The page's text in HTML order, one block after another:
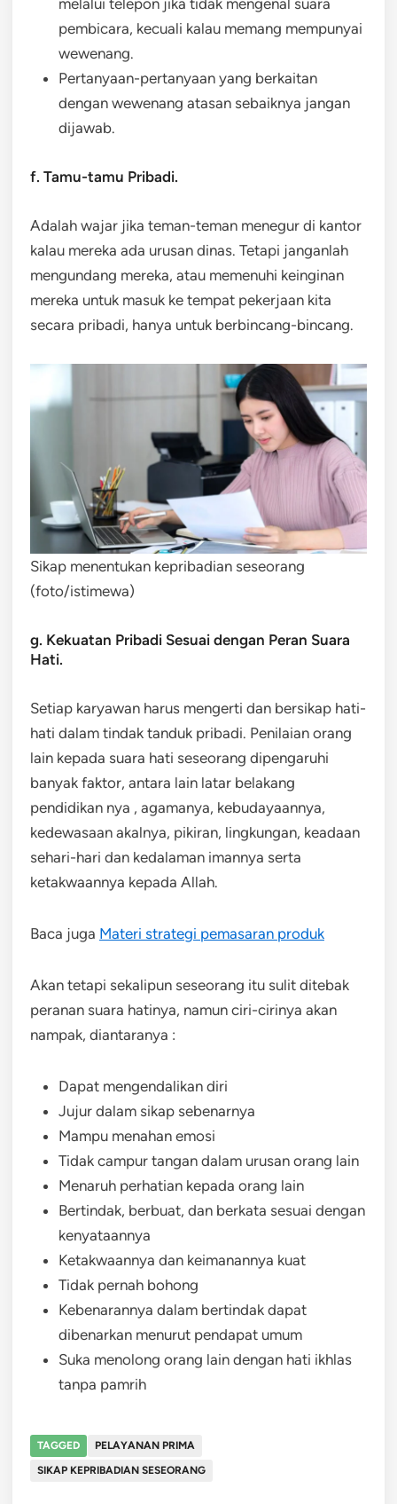
melalui telepon jika tidak mengenal suara
pembicara, kecuali kalau memang mempunyai
wewenang.
Pertanyaan-pertanyaan yang berkaitan
dengan wewenang atasan sebaiknya jangan
dijawab.
f. Tamu-tamu Pribadi.
Adalah wajar jika teman-teman menegur di kantor
kalau mereka ada urusan dinas. Tetapi janganlah
mengundang mereka, atau memenuhi keinginan
mereka untuk masuk ke tempat pekerjaan kita
secara pribadi, hanya untuk berbincang-bincang.
Sikap menentukan kepribadian seseorang
(foto/istimewa)
g. Kekuatan Pribadi Sesuai dengan Peran Suara
Hati.
Setiap karyawan harus mengerti dan bersikap hati-
hati dalam tindak tanduk pribadi. Penilaian orang
lain kepada suara hati seseorang dipengaruhi
banyak faktor, antara lain latar belakang
pendidikan nya , agamanya, kebudayaannya,
kedewasaan akalnya, pikiran, lingkungan, keadaan
sehari-hari dan kedalaman imannya serta
ketakwaannya kepada Allah.
Baca juga Materi strategi pemasaran produk
Akan tetapi sekalipun seseorang itu sulit ditebak
peranan suara hatinya, namun ciri-cirinya akan
nampak, diantaranya :
Dapat mengendalikan diri
Jujur dalam sikap sebenarnya
Mampu menahan emosi
Tidak campur tangan dalam urusan orang lain
Menaruh perhatian kepada orang lain
Bertindak, berbuat, dan berkata sesuai dengan
kenyataannya
Ketakwaannya dan keimanannya kuat
Tidak pernah bohong
Kebenarannya dalam bertindak dapat
dibenarkan menurut pendapat umum
Suka menolong orang lain dengan hati ikhlas
tanpa pamrih
TAGGED
PELAYANAN PRIMA
SIKAP KEPRIBADIAN SESEORANG